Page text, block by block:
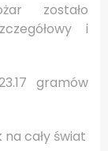
zostało
i
gramów
na cały świat